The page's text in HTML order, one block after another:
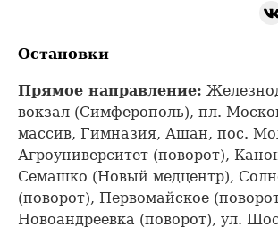
Остановки
Прямое направление:
вокзал (Симферополь), пл.
массив, Гимназия, Ашан, пос.
Агроуниверситет (поворот),
Семашко (Новый медцентр),
(поворот), Первомайское
Новоандреевка (поворот), ул.